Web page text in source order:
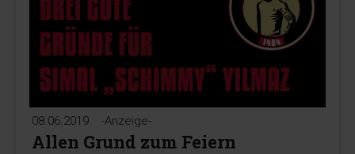
08.06.2019 -Anzeige-
Allen Grund zum Feiern